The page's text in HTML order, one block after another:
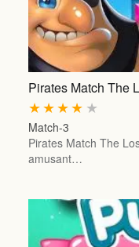
Pirates Match The
★
★
★
★
★
Match-3
Pirates Match The
amusant…